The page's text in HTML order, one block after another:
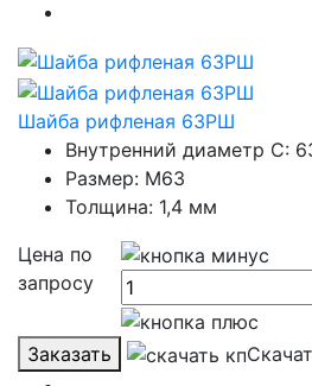
Шайба рифленая 63РШ
Внутренний диаметр С:
Размер: М63
Толщина: 1,4 мм
Цена по
запросу
Заказать